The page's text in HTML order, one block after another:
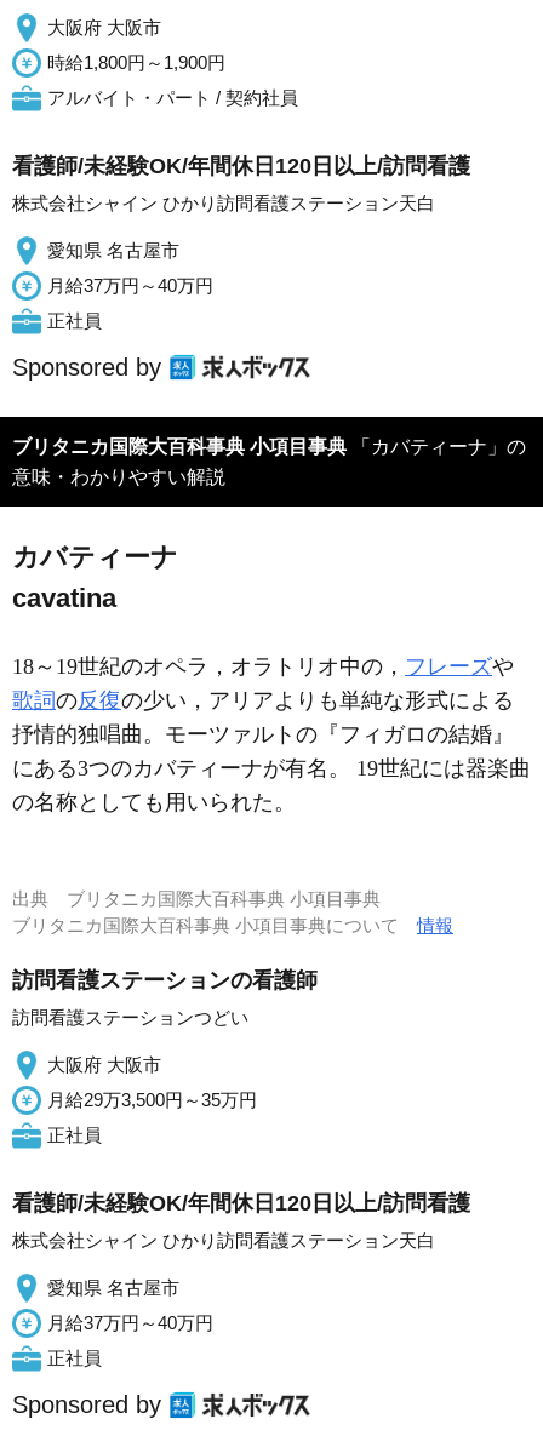
大阪府 大阪市
時給1,800円～1,900円
アルバイト・パート / 契約社員
看護師/未経験OK/年間休日120日以上/訪問看護
株式会社シャイン ひかり訪問看護ステーション天白
愛知県 名古屋市
月給37万円～40万円
正社員
Sponsored by
ブリタニカ国際大百科事典 小項目事典 「カバティーナ」の
意味・わかりやすい解説
カバティーナ
cavatina
18～19世紀のオペラ，オラトリオ中の， フレーズや
歌詞の反復の少い，アリアよりも単純な形式による
抒情的独唱曲。モーツァルトの『フィガロの結婚』
にある3つのカバティーナが有名。 19世紀には器楽曲
の名称としても用いられた。
出典 ブリタニカ国際大百科事典 小項目事典
ブリタニカ国際大百科事典 小項目事典について情報
訪問看護ステーションの看護師
訪問看護ステーションつどい
大阪府 大阪市
月給29万3,500円～35万円
正社員
看護師/未経験OK/年間休日120日以上/訪問看護
株式会社シャイン ひかり訪問看護ステーション天白
愛知県 名古屋市
月給37万円～40万円
正社員
Sponsored by